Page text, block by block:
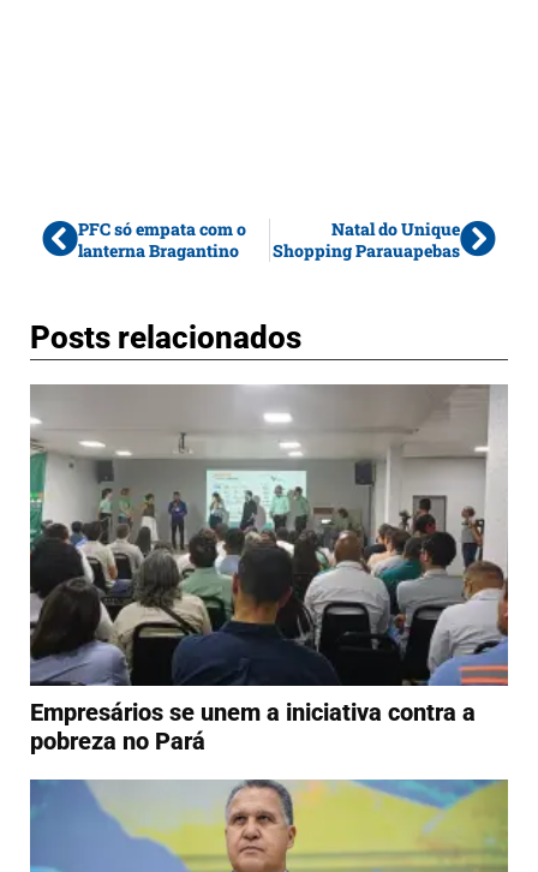
PFC só empata com o
lanterna Bragantino
Natal do Unique
Shopping Parauapebas
Posts relacionados
Empresários se unem a iniciativa contra a
pobreza no Pará